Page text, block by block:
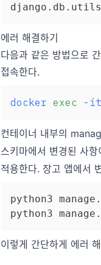
django . db . utils
에러 해결하기
다음과 같은 방법으로
접속한다.
docker exec -it
컨테이너 내부의
스키마에서 변경된 사
적용한다. 장고 앱에서
python3
이렇게 간단하게 에러